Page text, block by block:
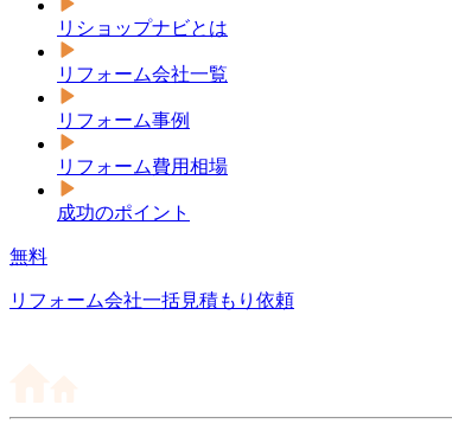
リショップナビとは
リフォーム会社一覧
リフォーム事例
リフォーム費用相場
成功のポイント
無料
リフォーム会社一括見積もり依頼